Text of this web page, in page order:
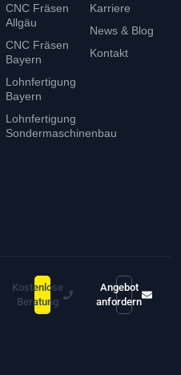
CNC Fräsen
Allgäu
CNC Fräsen
Bayern
Lohnfertigung
Bayern
Lohnfertigung
Sondermaschinenbau
Karriere
News & Blog
Kontakt
Kostenlose
Beratung
Angebot
anfordern